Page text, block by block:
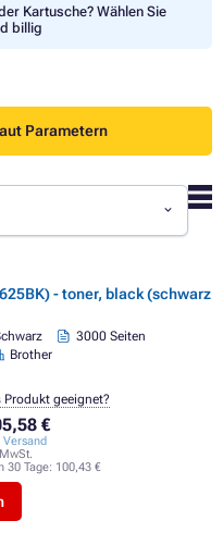
Kartusche? Wählen Sie
billig
Parametern
- toner, black (schwarz
3000 Seiten
Brother
€
Versand
30 Tage: 100,43 €
Produkt geeignet?